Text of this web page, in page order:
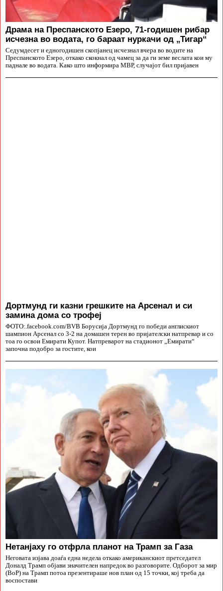
Драма на Преспанското Езеро, 71-годишен рибар
исчезна во водата, го бараат нуркачи од „Тигар“
Седумдесет и едногодишен скопјанец исчезнал вчера во водите на
Преспанското Езеро, откако скокнал од чамец за да ги земе веслата кои му
паднале во водата. Како што информира МВР, случајот бил пријавен
Дортмунд ги казни грешките на Арсенал и си
замина дома со трофеј
ФОТО:.facebook.com/BVB Борусија Дортмунд го победи англискиот
шампион Арсенал со 3-2 на домашен терен во пријателски натпревар и со
тоа го освои Емирати Купот. Натпреварот на стадионот „Емирати“
започна подобро за гостите, кои
Нетанјаху го отфрла планот на Трамп за Газа
Неговата изјава доаѓа една недела откако американскиот претседател
Доналд Трамп објави значителен напредок во разговорите. Одборот за мир
(BoP) на Трамп потоа презентираше нов план од 15 точки, кој треба да
воспостави